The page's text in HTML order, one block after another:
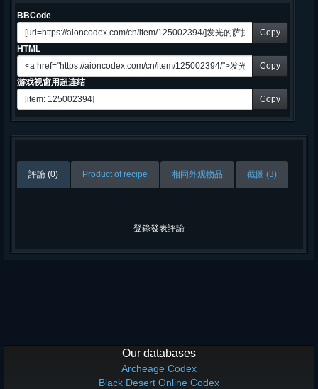
BBCode
Copy
HTML
Copy
游戏视窗用超连结
Copy
評論 (0) Product of recipe 相同外观物品 截圖 (3)
登錄發表評論
Our databases
Archeage Codex
Black Desert Online Codex